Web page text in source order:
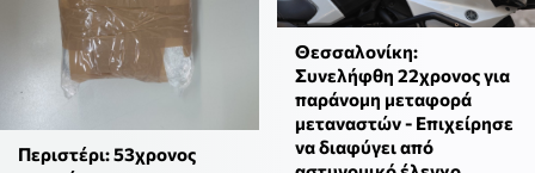
Περιστέρι: 53χρονος
Θεσσαλονίκη:
Συνελήφθη 22χρονος για
παράνομη μεταφορά
μεταναστών - Επιχείρησε
να διαφύγει από